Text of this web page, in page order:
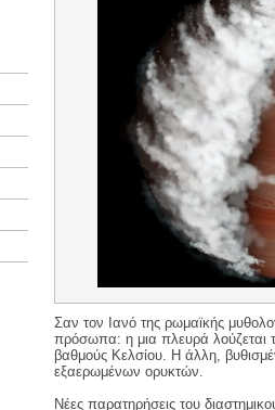
Σαν τον Ιανό της ρωμαϊκής
πρόσωπα: η μια πλευρά λούζεται
βαθμούς Κελσίου. Η άλλη,
εξαερωμένων ορυκτών.
Νέες παρατηρήσεις του